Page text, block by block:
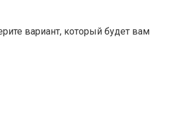
вариант, который будет вам